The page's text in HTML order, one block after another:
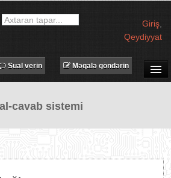
Giriş
Qeydiyyat
TECHNET TV
MƏQALƏLƏR
Məqalə göndərin
Sual verin
cavab sistemi